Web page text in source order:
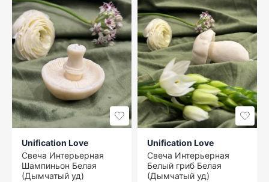
Unification Love
Свеча Интерьерная
Шампиньон Белая
(Дымчатый уд)
Unification Love
Свеча Интерьерная
Белый гриб Белая
(Дымчатый уд)